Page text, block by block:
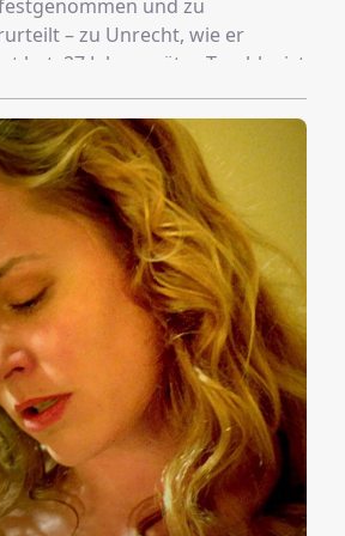
und zu
– zu Unrecht, wie er
ist
worden, steht er in
Mann gegenüber, der ihn
und mehr über den oder die
er ihn zur Rede stellen will,
auf der Treppe und kommt